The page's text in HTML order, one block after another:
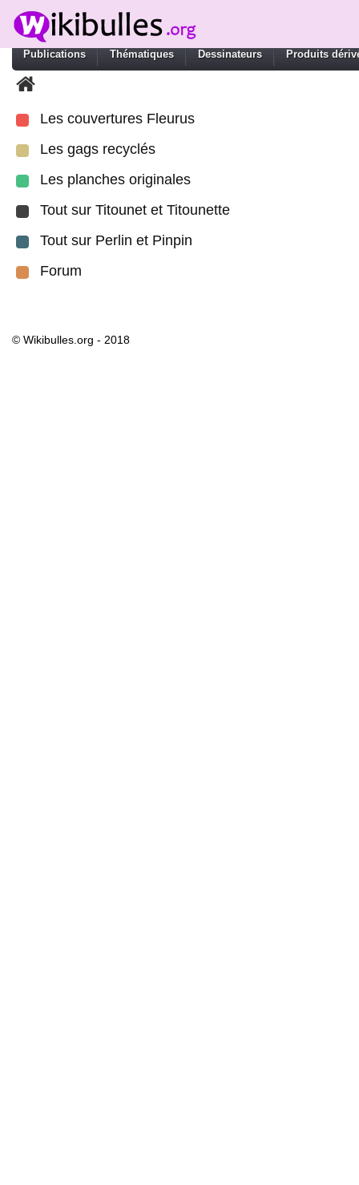
Publications Thématiques Dessinateurs Produits
Les couvertures Fleurus
Les gags recyclés
Les planches originales
Tout sur Titounet et Titounette
Tout sur Perlin et Pinpin
Forum
© Wikibulles.org - 2018